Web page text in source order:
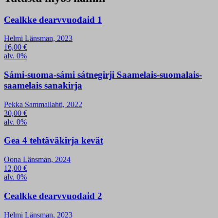
Cealkke dearvvuođaid 1
Helmi Länsman, 2023
16,00 €
alv. 0%
Sámi-suoma-sámi sátnegirji Saamelais-suomalais-
saamelais sanakirja
Pekka Sammallahti, 2022
30,00 €
alv. 0%
Gea 4 tehtäväkirja kevät
Oona Länsman, 2024
12,00 €
alv. 0%
Cealkke dearvvuođaid 2
Helmi Länsman, 2023